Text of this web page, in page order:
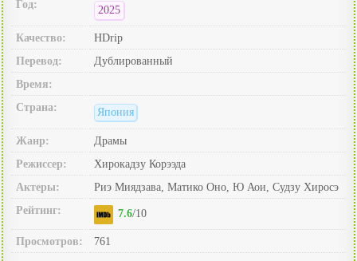
Год:
2025
Качество:
HDrip
Перевод:
Дублированный
Время:
Страна:
Япония
Жанр:
Драмы
Режиссер:
Хирокадзу Корээда
Актеры:
Риэ Миядзава, Матико Оно, Ю Аои, Судзу Хиросэ
Рейтинг:
7.6/10
Просмотров: 761